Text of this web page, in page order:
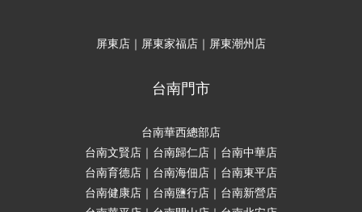
屏東店｜屏東家福店｜屏東潮州店
台南門市
台南華西總部店
台南文賢店｜台南歸仁店｜台南中華店
台南育德店｜台南海佃店｜台南東平店
台南健康店｜台南鹽行店｜台南新營店